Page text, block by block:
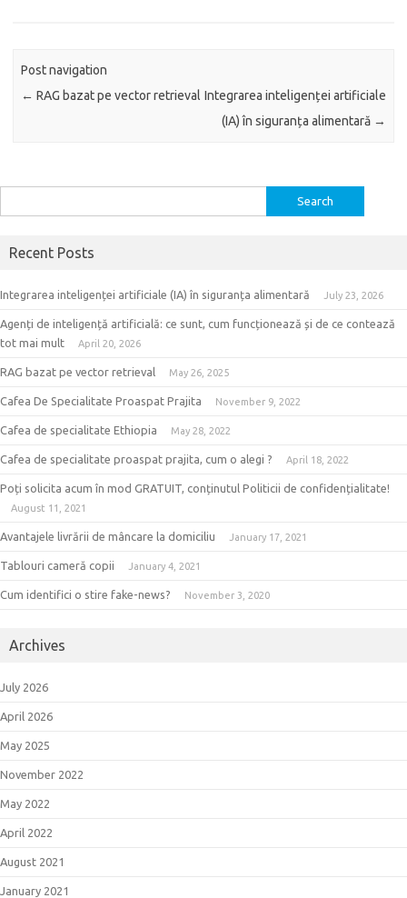
Post navigation
← RAG bazat pe vector retrieval Integrarea inteligenței artificiale
(IA) în siguranța alimentară →
for:
Recent Posts
Integrarea inteligenței artificiale (IA) în siguranța alimentară July 23, 2026
Agenți de inteligență artificială: ce sunt, cum funcționează și de ce contează
tot mai mult
April 20, 2026
RAG bazat pe vector retrieval May 26, 2025
Cafea De Specialitate Proaspat Prajita November 9, 2022
Cafea de specialitate Ethiopia May 28, 2022
Cafea de specialitate proaspat prajita, cum o alegi ? April 18, 2022
Poți solicita acum în mod GRATUIT, conținutul Politicii de confidențialitate!
August 11, 2021
Avantajele livrării de mâncare la domiciliu January 17, 2021
Tablouri cameră copii January 4, 2021
Cum identifici o stire fake-news? November 3, 2020
Archives
July 2026
April 2026
May 2025
November 2022
May 2022
April 2022
August 2021
January 2021